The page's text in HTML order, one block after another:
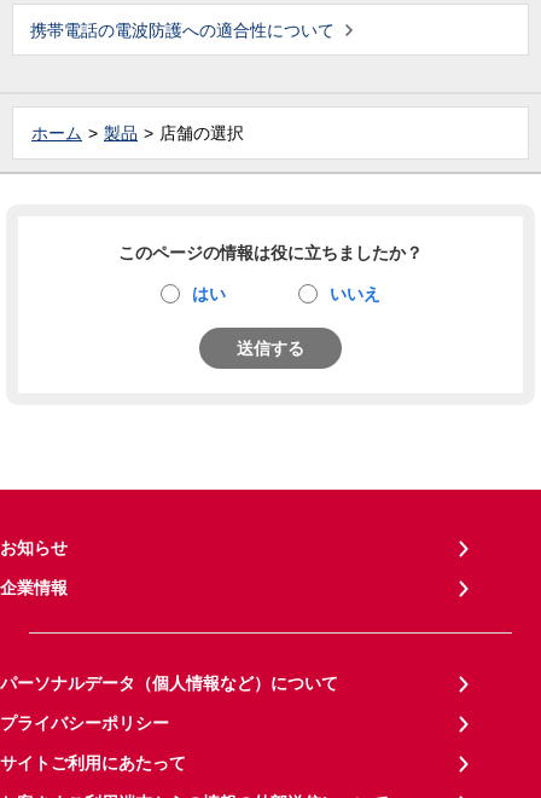
携帯電話の電波防護への適合性について
ホーム 製品 店舗の選択
このページの情報は役に立ちましたか？
はい いいえ
送信する
お知らせ
企業情報
パーソナルデータ（個人情報など）について
プライバシーポリシー
サイトご利用にあたって